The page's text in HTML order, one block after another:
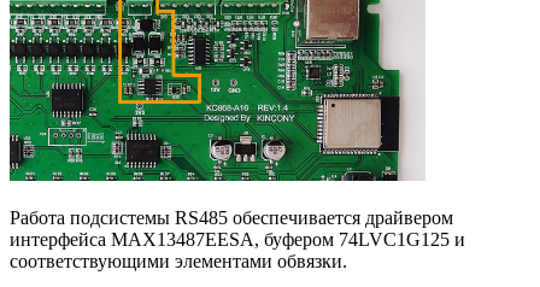
Работа подсистемы RS485 обеспечивается драйвером
интерфейса MAX13487EESA, буфером 74LVC1G125 и
соответствующими элементами обвязки.